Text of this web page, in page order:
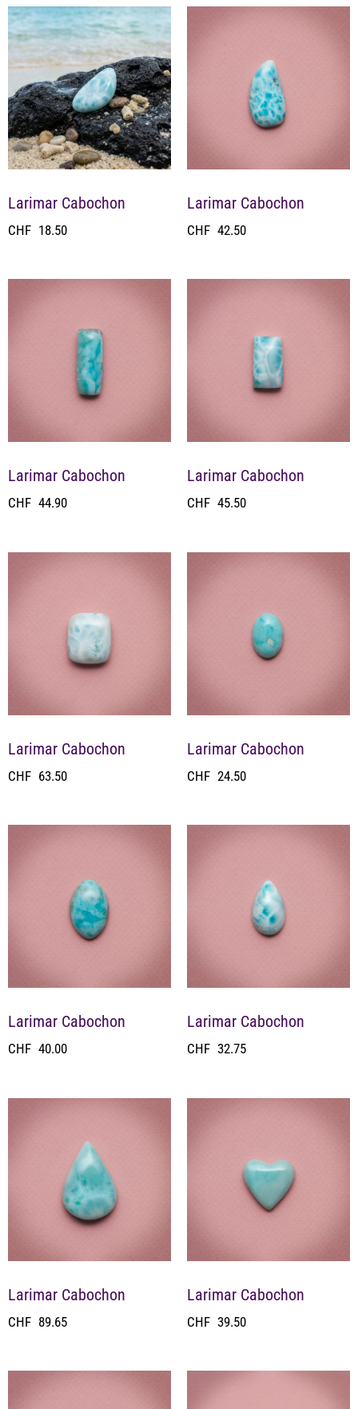
Larimar Cabochon
CHF 18.50
Larimar Cabochon
CHF 42.50
Larimar Cabochon
CHF 44.90
Larimar Cabochon
CHF 45.50
Larimar Cabochon
CHF 63.50
Larimar Cabochon
CHF 24.50
Larimar Cabochon
CHF 40.00
Larimar Cabochon
CHF 32.75
Larimar Cabochon
CHF 89.65
Larimar Cabochon
CHF 39.50